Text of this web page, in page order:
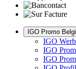
IGO Promo
IGO
IGO
IGO